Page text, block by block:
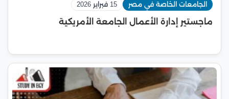
الجامعات الخاصة في مصر 15 فبراير 2026
ماجستير إدارة الأعمال الجامعة الأمريكية